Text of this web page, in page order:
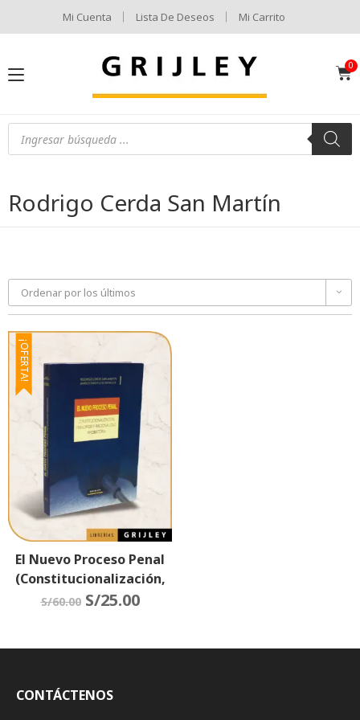
Mi Cuenta Lista De Deseos Mi Carrito
Rodrigo Cerda San Martín
Ordenar por los últimos
¡OFERTA!
El Nuevo Proceso Penal
(Constitucionalización,
Principios Y Racionalidad
S/60.00 S/25.00
CONTÁCTENOS